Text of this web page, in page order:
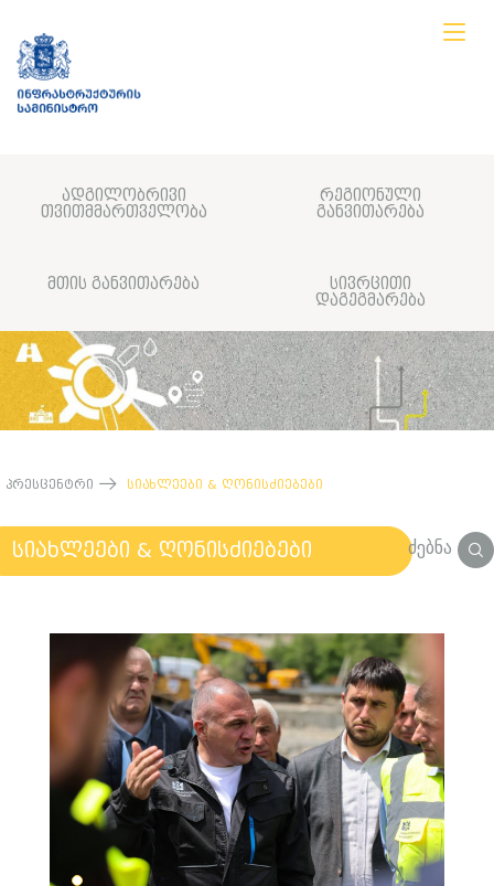
ადგილობრივი
თვითმმართველობა
რეგიონული
განვითარება
მთის განვითარება
სივრცითი
დაგეგმარება
პრესცენტრი სიახლეები & ღონისძიებები
სიახლეები & ღონისძიებები ძებნა